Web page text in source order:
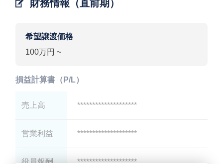
財務情報（直前期）
希望譲渡価格
100万円 ~
損益計算書（P/L）
売上高 ********************
営業利益 ********************
役員報酬 ********************